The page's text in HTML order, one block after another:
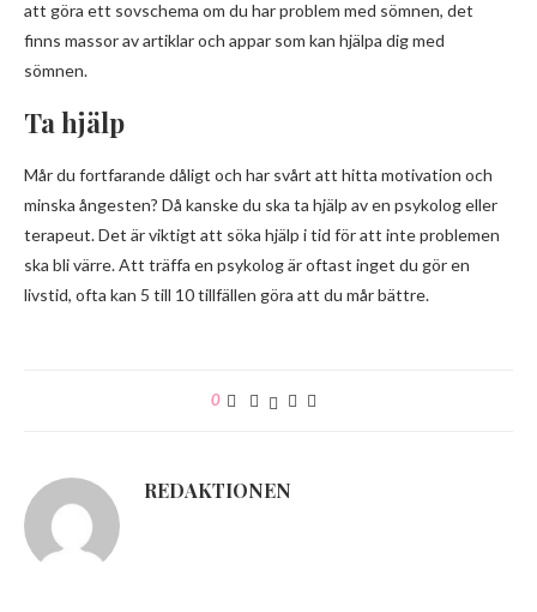
att göra ett sovschema om du har problem med sömnen, det
finns massor av artiklar och appar som kan hjälpa dig med
sömnen.
Ta hjälp
Mår du fortfarande dåligt och har svårt att hitta motivation och
minska ångesten? Då kanske du ska ta hjälp av en psykolog eller
terapeut. Det är viktigt att söka hjälp i tid för att inte problemen
ska bli värre. Att träffa en psykolog är oftast inget du gör en
livstid, ofta kan 5 till 10 tillfällen göra att du mår bättre.
0
REDAKTIONEN